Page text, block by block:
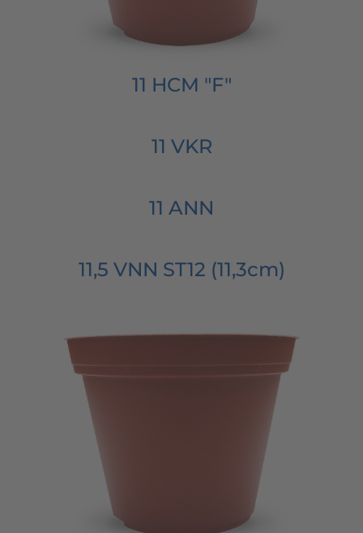
11 HCM "F"
11 VKR
11 ANN
11,5 VNN ST12 (11,3cm)